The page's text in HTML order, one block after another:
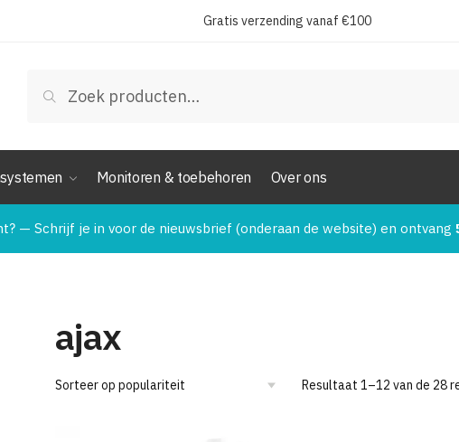
Gratis verzending vanaf €100
naar:
Zoeken
Monitoren & toebehoren Over ons
— Schrijf je in voor de nieuwsbrief (onderaan de website) en ontvang
ajax
Resultaat 1–12 van de 28